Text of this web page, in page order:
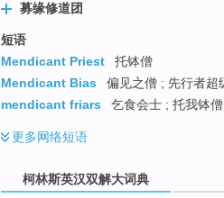
募缘修道团
短语
Mendicant Priest
托钵僧
Mendicant Bias
偏见之僧 ; 先行者超
mendicant friars
乞食会士 ; 托我钵僧
更多网络短语
柯林斯英汉双解大词典